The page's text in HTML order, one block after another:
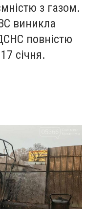
з газом.
виникла
повністю
січня.